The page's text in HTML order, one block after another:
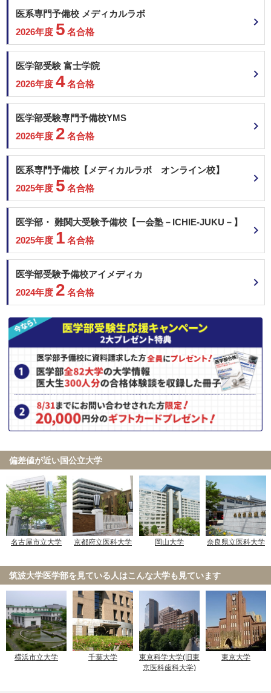
順天堂大学 地域枠選抜
順天堂大学 前期共通テスト利用
順天堂大学 一般 (A方式)
東京医科大学 共通テスト利用
東京医科大学 一般
2月15日
埼玉医科大学 一般前期
昭和医科大学 一般選抜入試（Ⅰ期）
東海大学 静岡県地域枠
東海大学 神奈川地域枠
東海大学 一般入試
東京女子医科大学 一般
東邦大学 一般
近畿大学 共通テスト利用 前期
近畿大学 共通テスト利用 中期
順天堂大学 地域枠選抜
順天堂大学 前期共通テスト利用
北里大学 一般
東邦大学 一般
金沢医科大学 一般前期
兵庫医科大学 一般選抜B（英語資格試験活用型）
2月17日
帝京大学 大学入学共通テスト利用
金沢医科大学 一般前期
国際医療福祉大学 共通テスト利用
杏林大学 共通テスト利用(前期)
大阪医科薬科大学 一般選抜（前期）
大阪医科薬科大学 一般選抜（大阪府地域枠）
2月21日
獨協医科大学 新潟県地域枠
獨協医科大学 前期
獨協医科大学 栃木県地域枠
東邦大学 統一入試
関西医科大学 大学入学共通テスト利用(前期)
関西医科大学 大学入学共通テスト・一般選抜併用
国際医療福祉大学 共通テスト利用
2月22日
獨協医科大学 新潟県地域枠
獨協医科大学 前期
獨協医科大学 栃木県地域枠
医系専門予備校 メディカルラボ
2026年度 5 名合格
医学部受験 富士学院
2026年度 4名合格
医学部受験専門予備校YMS
2026年度 2 名合格
医系専門予備校【メディカルラボ オンライン校】
2025年度 5 名合格
医学部・ 難関大受験予備校【一会塾－ICHIE-JUKU－】
2025年度 1 名合格
医学部受験予備校アイメディカ
2024年度 2 名合格
偏差値が近い国公立大学
名古屋市立大学 京都府立医科大学 岡山大学 奈良県立医科大学
筑波大学医学部を見ている人はこんな大学も見ています
横浜市立大学 千葉大学
東京科学大学(旧東
京医科歯科大学)
東京大学